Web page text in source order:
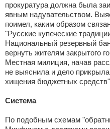
прокуратура должна была
явным надувательством.
поимел, каким образом
"Русские купеческие
Национальный резервный
вернуть жителям закрытого
Местная милиция, начав
не выяснила и дело
хищения бюджетных
Система
По подобным схемам